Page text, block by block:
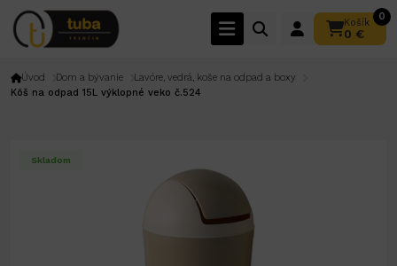
Košík
0
0 €
Úvod Dom a bývanie
Lavóre, vedrá, koše na odpad a boxy
Kôš na odpad 15L výklopné veko č.524
Skladom